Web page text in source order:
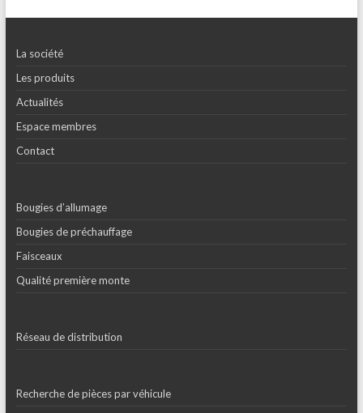
La société
Les produits
Actualités
Espace membres
Contact
Bougies d’allumage
Bougies de préchauffage
Faisceaux
Qualité première monte
Réseau de distribution
Recherche de pièces par véhicule